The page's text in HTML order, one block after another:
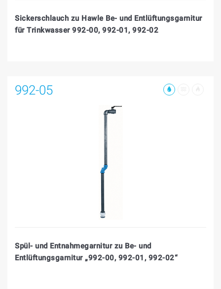
Sickerschlauch zu Hawle Be- und Entlüftungsgarnitur
für Trinkwasser 992-00, 992-01, 992-02
992-05
Spül- und Entnahmegarnitur zu Be- und
Entlüftungsgarnitur „992-00, 992-01, 992-02“